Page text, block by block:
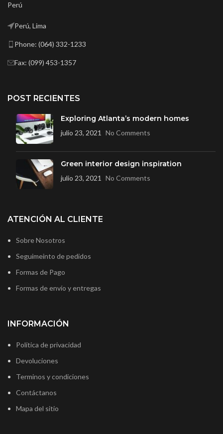
Perú
Perú, Lima
Phone: (064) 332-1233
Fax: (099) 453-1357
POST RECIENTES
Exploring Atlanta’s modern homes
julio 23, 2021 No Comments
Green interior design inspiration
julio 23, 2021 No Comments
ATENCIÓN AL CLIENTE
Sobre Nosotros
Seguimeinto de pedidos
Formas de Pago
Formas de envío y entregas
INFORMACIÓN
Política de privacidad
Devoluciones
Terminos y condiciones
Contáctanos
Mapa del sitio